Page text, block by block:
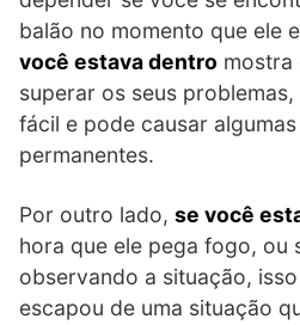
balão no momento que ele
você estava dentro mostra
superar os seus
fácil e pode causar
permanentes.
Por outro lado, se você
hora que ele pega fogo, ou
observando a situação,
escapou de uma situação